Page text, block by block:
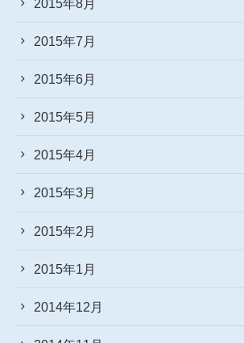
2015年7月
2015年6月
2015年5月
2015年4月
2015年3月
2015年2月
2015年1月
2014年12月